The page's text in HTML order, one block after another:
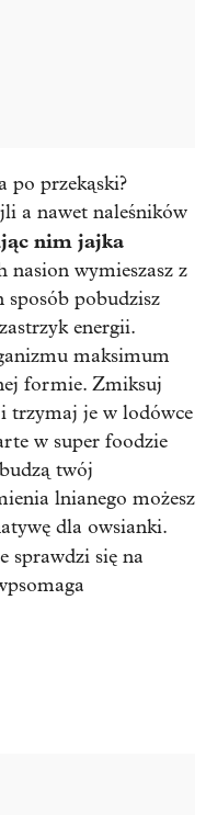
po przekąski?
a nawet naleśników
nim jajka
nasion wymieszasz z
sposób pobudzisz
energii.
maksimum
formie. Zmiksuj
trzymaj je w lodówce
w super foodzie
twój
lnianego możesz
dla owsianki.
sprawdzi się na